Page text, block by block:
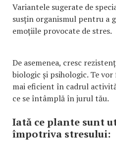
Variantele sugerate de
susțin organismul pentru a
emoțiile provocate de stres.
De asemenea, cresc
biologic și psihologic. Te vor
mai eficient în cadrul
ce se întâmplă în jurul tău.
Iată ce plante sunt
împotriva stresului: